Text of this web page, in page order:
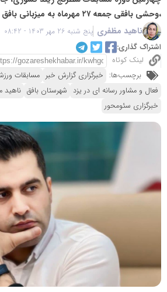
،وحشی بافقی جمعه ۲۷ مهرماه به میزبانی بافق برگزار میشود.
ناهید مظفری پنج شنبه 26 مهر 1403 - 08:42
اشتراک گذاری:
لینک کوتاه
برچسب‌ها: خبرگزاری گزارش خبر مسابقات
فعال و مشاور رسانه ای در یزد شهرستان بافق ناهید
خبرگزاری سئومحور